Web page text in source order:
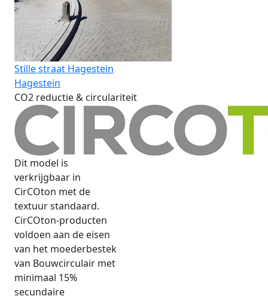
Stille straat Hagestein
Hagestein
CO2 reductie & circulariteit
Dit model is
verkrijgbaar in
CirCOton met de
textuur standaard.
CirCOton-producten
voldoen aan de eisen
van het moederbestek
van Bouwcirculair met
minimaal 15%
secundaire